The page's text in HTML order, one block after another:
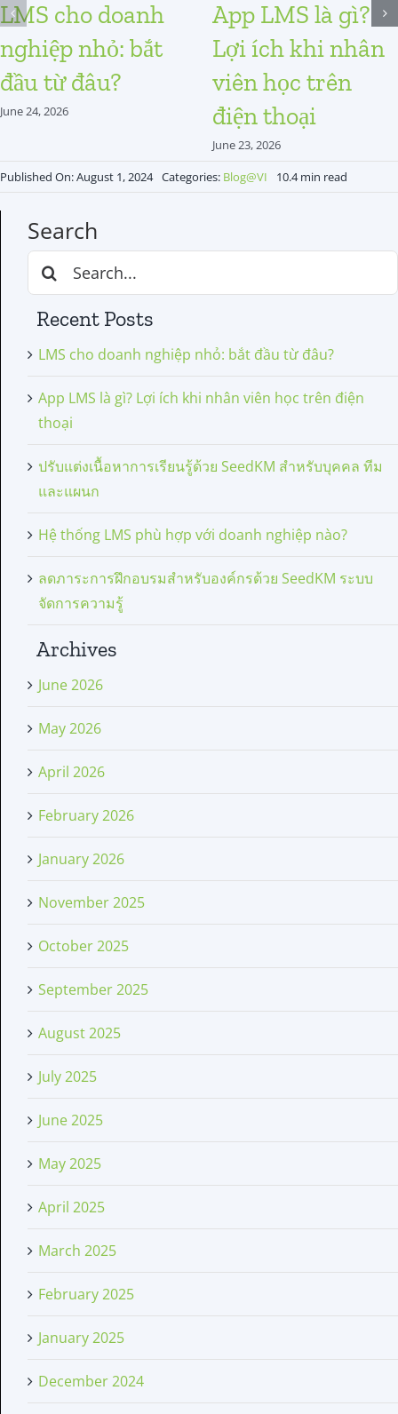
LMS cho doanh
nghiệp nhỏ: bắt
đầu từ đâu?
June 24, 2026
App LMS là gì?
Lợi ích khi nhân
viên học trên
điện thoại
June 23, 2026
Published On: August 1, 2024 Categories: Blog@VI 10.4 min read
Search
Search
for:
Recent Posts
LMS cho doanh nghiệp nhỏ: bắt đầu từ đâu?
App LMS là gì? Lợi ích khi nhân viên học trên điện
thoại
ปรับแต่งเนื้อหาการเรียนรู้ด้วย SeedKM สำหรับบุคคล ทีม
และแผนก
Hệ thống LMS phù hợp với doanh nghiệp nào?
ลดภาระการฝึกอบรมสำหรับองค์กรด้วย SeedKM ระบบ
จัดการความรู้
Archives
June 2026
May 2026
April 2026
February 2026
January 2026
November 2025
October 2025
September 2025
August 2025
July 2025
June 2025
May 2025
April 2025
March 2025
February 2025
January 2025
December 2024